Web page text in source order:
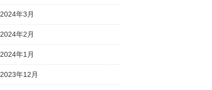
2024年3月
2024年2月
2024年1月
2023年12月